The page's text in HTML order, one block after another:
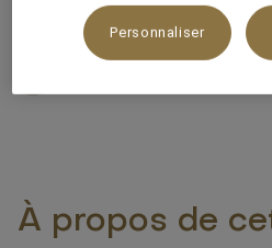
Vue sur la
À propos de
Personnaliser